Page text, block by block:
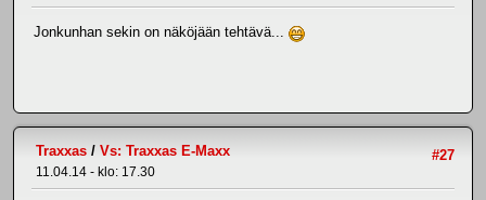
Jonkunhan sekin on näköjään tehtävä...
#27
Traxxas / Vs: Traxxas E-Maxx
11.04.14 - klo: 17.30